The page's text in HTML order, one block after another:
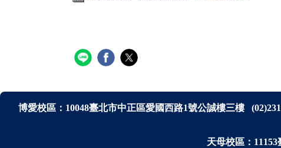
博愛校區： 10048臺北市中正區愛國西路1號公誠樓三樓
天母校區：11153